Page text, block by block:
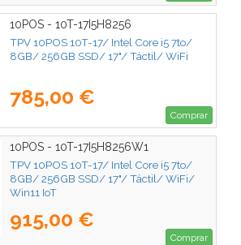
10POS - 10T-17I5H8256
TPV 10POS 10T-17/ Intel Core i5 7to/
8GB/ 256GB SSD/ 17"/ Táctil/ WiFi
785,00 €
Comprar
10POS - 10T-17I5H8256W1
TPV 10POS 10T-17/ Intel Core i5 7to/
8GB/ 256GB SSD/ 17"/ Táctil/ WiFi/
Win11 IoT
915,00 €
Comprar